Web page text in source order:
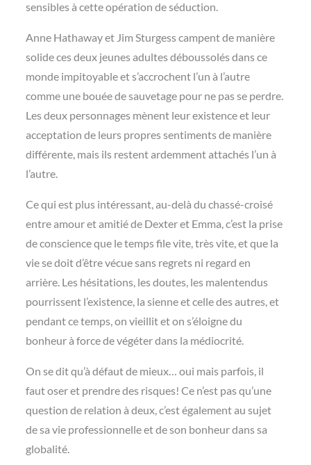
sensibles à cette opération de séduction.
Anne Hathaway et Jim Sturgess campent de manière
solide ces deux jeunes adultes déboussolés dans ce
monde impitoyable et s’accrochent l’un à l’autre
comme une bouée de sauvetage pour ne pas se perdre.
Les deux personnages mènent leur existence et leur
acceptation de leurs propres sentiments de manière
différente, mais ils restent ardemment attachés l’un à
l’autre.
Ce qui est plus intéressant, au-delà du chassé-croisé
entre amour et amitié de Dexter et Emma, c’est la prise
de conscience que le temps file vite, très vite, et que la
vie se doit d’être vécue sans regrets ni regard en
arrière. Les hésitations, les doutes, les malentendus
pourrissent l’existence, la sienne et celle des autres, et
pendant ce temps, on vieillit et on s’éloigne du
bonheur à force de végéter dans la médiocrité.
On se dit qu’à défaut de mieux… oui mais parfois, il
faut oser et prendre des risques! Ce n’est pas qu’une
question de relation à deux, c’est également au sujet
de sa vie professionnelle et de son bonheur dans sa
globalité.